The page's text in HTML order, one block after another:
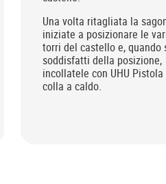
Una volta ritagliata la
iniziate a posizionare le
torri del castello e, quando
soddisfatti della posizione,
incollatele con UHU
colla a caldo.